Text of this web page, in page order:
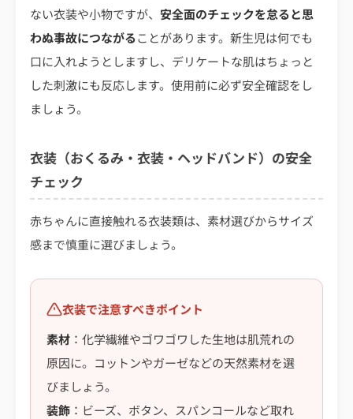
ない衣装や小物ですが、 安全面のチェックを怠ると思
わぬ事故につながることがあります。新生児は何でも
口に入れようとしますし、デリケートな肌はちょっと
した刺激にも反応します。使用前に必ず安全確認をし
ましょう。
衣装（おくるみ・衣装・ヘッドバンド）の安全
チェック
赤ちゃんに直接触れる衣装類は、素材選びからサイズ
感まで慎重に選びましょう。
衣装で注意すべきポイント
素材 ：化学繊維やゴワゴワした生地は肌荒れの
原因に。コットンやガーゼなどの天然素材を選
びましょう。
装飾 ：ビーズ、ボタン、スパンコールなど取れ